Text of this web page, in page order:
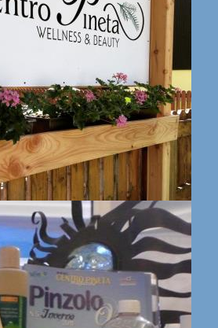
wellness e beauty